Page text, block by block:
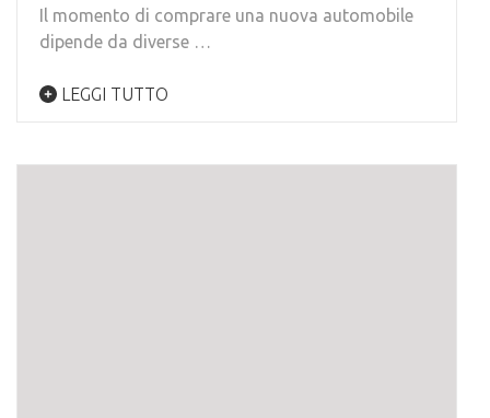
Il momento di comprare una nuova automobile
dipende da diverse …
LEGGI TUTTO